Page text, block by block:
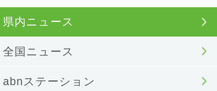
県内ニュース
全国ニュース
abnステーション